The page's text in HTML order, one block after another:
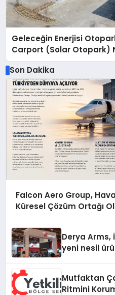
Geleceğin Enerjisi
Carport (Solar Otopark)
Son Dakika
Falcon Aero Group,
Küresel Çözüm Ortağı
Derya Arms,
yeni nesil
Mutfaktan
Ritmini